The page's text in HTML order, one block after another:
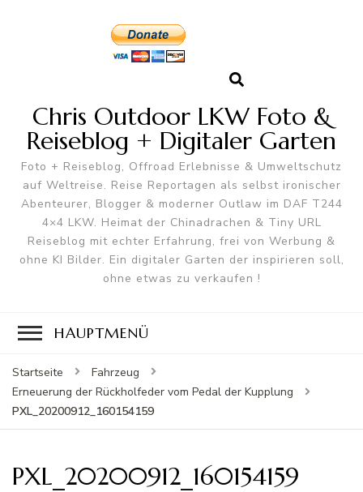
Chris Outdoor LKW Foto &
Reiseblog + Digitaler Garten
Foto + Reiseblog, Offroad Erlebnisse & Umweltschutz
auf Weltreise. Reise Reportagen als selbst ironischer
Abenteurer, Blogger & moderner Outlaw im DAF T244
4×4 LKW. Heimat der Chinadrachen & Tiny URL
Reiseblog mit echter Erfahrung, frei von Werbung &
ohne KI Bilder. Ein digitaler Garten der inspirieren soll,
ohne etwas zu verkaufen !
HAUPTMENÜ
Startseite
Fahrzeug
Erneuerung der Rückholfeder vom Pedal der Kupplung
PXL_20200912_160154159
PXL_20200912_160154159